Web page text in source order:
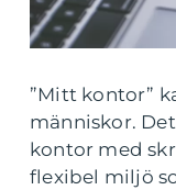
”Mitt kontor”
människor.
kontor med
flexibel miljö